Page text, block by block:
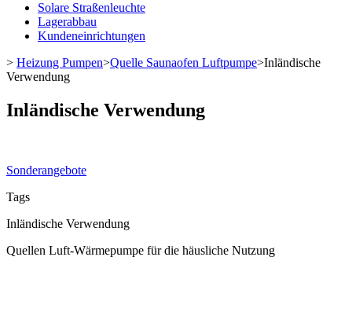
Solare Straßenleuchte
Lagerabbau
Kundeneinrichtungen
> Heizung Pumpen>Quelle Saunaofen Luftpumpe>Inländische
Verwendung
Inländische Verwendung
Sonderangebote
Tags
Inländische Verwendung
Quellen Luft-Wärmepumpe für die häusliche Nutzung